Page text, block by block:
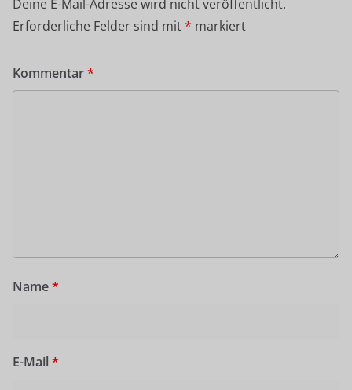
Deine E-Mail-Adresse wird nicht veröffentlicht.
Erforderliche Felder sind mit* markiert
Kommentar*
Name*
E-Mail *